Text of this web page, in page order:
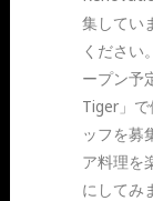
集してい
ください
ープン予
Tiger」
ッフを募
ア料理を
にしてみ